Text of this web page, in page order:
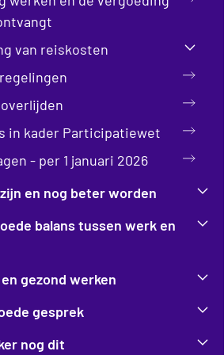
van reiskosten
in kader Participatiewet
- per 1 januari 2026
en nog beter worden
balans tussen werk en
gezond werken
gesprek
nog dit